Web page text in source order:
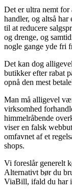
Det er ultra nemt for
handler, og altså
til at reducere
og drenge, og
nogle gange yde fri
Det kan dog
butikker efter rabat
opnå den mest
Man må alligevel
virksomhed
himmelråbende
viser en falsk
omfavnet af et
shops.
Vi foreslår generelt
Alternativt bør du
ViaBill, ifald du har i